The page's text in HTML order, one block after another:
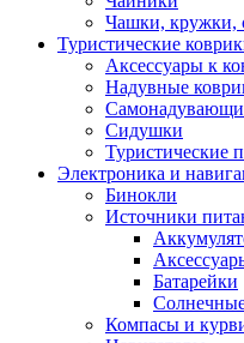
Чашки, кружки,
Туристические
Аксессуары к
Надувные
Сидушки
Туристические
Электроника и
Бинокли
Источники
Батарейки
Компасы и